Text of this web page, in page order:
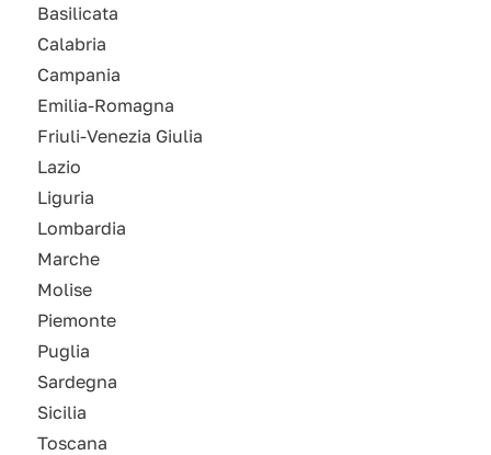
Basilicata
Calabria
Campania
Emilia-Romagna
Friuli-Venezia Giulia
Lazio
Liguria
Lombardia
Marche
Molise
Piemonte
Puglia
Sardegna
Sicilia
Toscana